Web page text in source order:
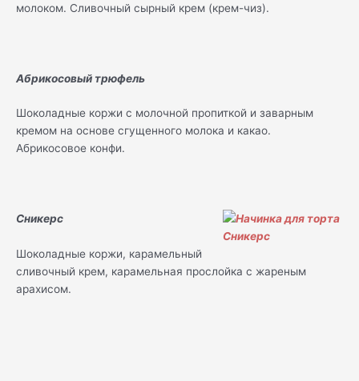
молоком. Сливочный сырный крем (крем-чиз).
Абрикосовый трюфель
Шоколадные коржи с молочной пропиткой и заварным
кремом на основе сгущенного молока и какао.
Абрикосовое конфи.
Сникерс
Шоколадные коржи, карамельный
сливочный крем, карамельная прослойка с жареным
арахисом.